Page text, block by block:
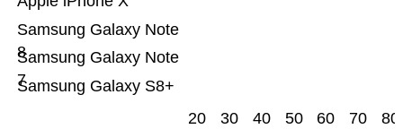
Samsung Galaxy S8+
Samsung Galaxy Note
7
Samsung Galaxy Note
8
20 30 40 50 60 70 80